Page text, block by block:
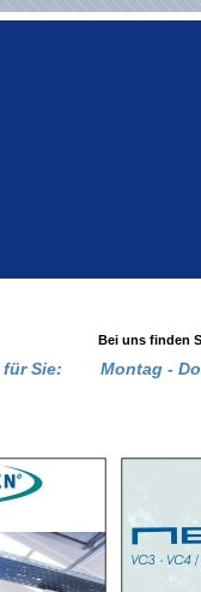
Bei uns finden
für Sie: Montag -